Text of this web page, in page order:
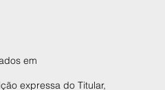
em
expressa do Titular,